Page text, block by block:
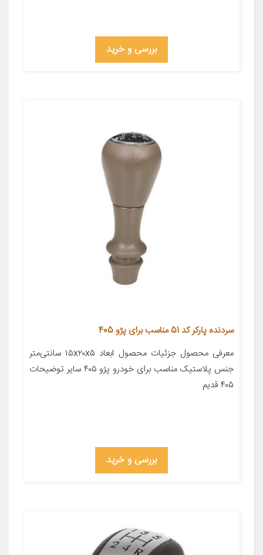
بررسی و خرید
سردنده پارکر کد 51 مناسب برای پژو 405
معرفی محصول جزئیات محصول ابعاد ۱۵x۲۰x۵ سانتی‌متر
جنس پلاستیک مناسب برای خودرو پژو ۴۰۵ سایر توضیحات
۴۰۵ قدیم
بررسی و خرید